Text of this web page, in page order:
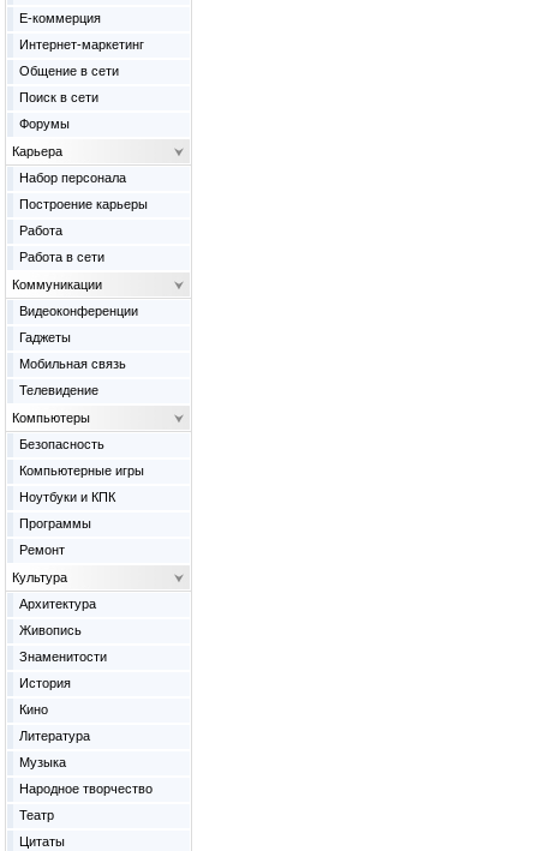
Е-коммерция
Интернет-маркетинг
Общение в сети
Поиск в сети
Форумы
Карьера
Набор персонала
Построение карьеры
Работа
Работа в сети
Коммуникации
Видеоконференции
Гаджеты
Мобильная связь
Телевидение
Компьютеры
Безопасность
Компьютерные игры
Ноутбуки и КПК
Программы
Ремонт
Культура
Архитектура
Живопись
Знаменитости
История
Кино
Литература
Музыка
Народное творчество
Театр
Цитаты